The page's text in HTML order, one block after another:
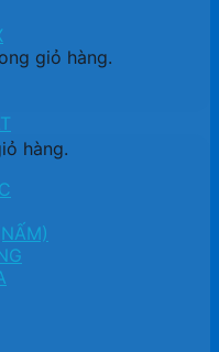
giỏ hàng.
hàng.